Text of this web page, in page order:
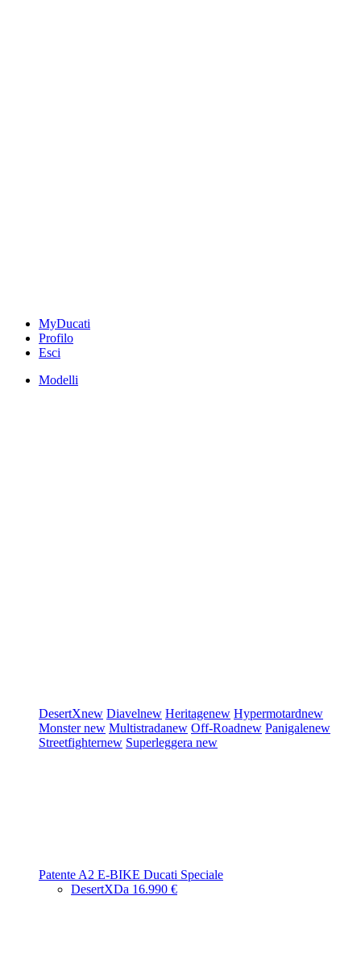
MyDucati
Profilo
Esci
Modelli
DesertXnew Diavelnew Heritagenew Hypermotardnew
Monsternew Multistradanew Off-Roadnew Panigalenew
Streetfighternew Superleggera new
Patente A2 E-BIKE Ducati Speciale
DesertXDa 16.990 €